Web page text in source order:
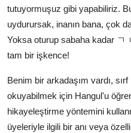
tutuyormuşuz gibi yapabiliriz.
uydurursak, inanın bana, çok
Yoksa oturup sabaha kadar ㄱ
tam bir işkence!
Benim bir arkadaşım vardı,
okuyabilmek için Hangul'u
hikayeleştirme yöntemini
üyeleriyle ilgili bir anı veya